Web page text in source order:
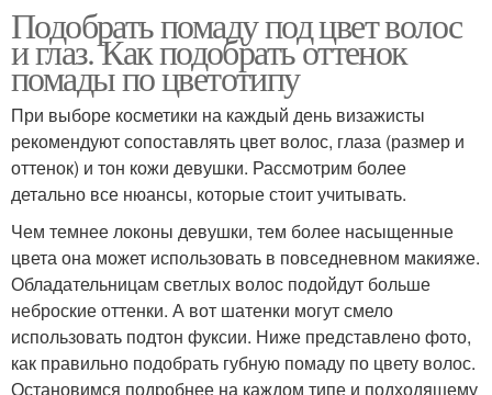
Подобрать помаду под цвет волос
и глаз. Как подобрать оттенок
помады по цветотипу
При выборе косметики на каждый день визажисты
рекомендуют сопоставлять цвет волос, глаза (размер и
оттенок) и тон кожи девушки. Рассмотрим более
детально все нюансы, которые стоит учитывать.
Чем темнее локоны девушки, тем более насыщенные
цвета она может использовать в повседневном макияже.
Обладательницам светлых волос подойдут больше
неброские оттенки. А вот шатенки могут смело
использовать подтон фуксии. Ниже представлено фото,
как правильно подобрать губную помаду по цвету волос.
Остановимся подробнее на каждом типе и подходящему